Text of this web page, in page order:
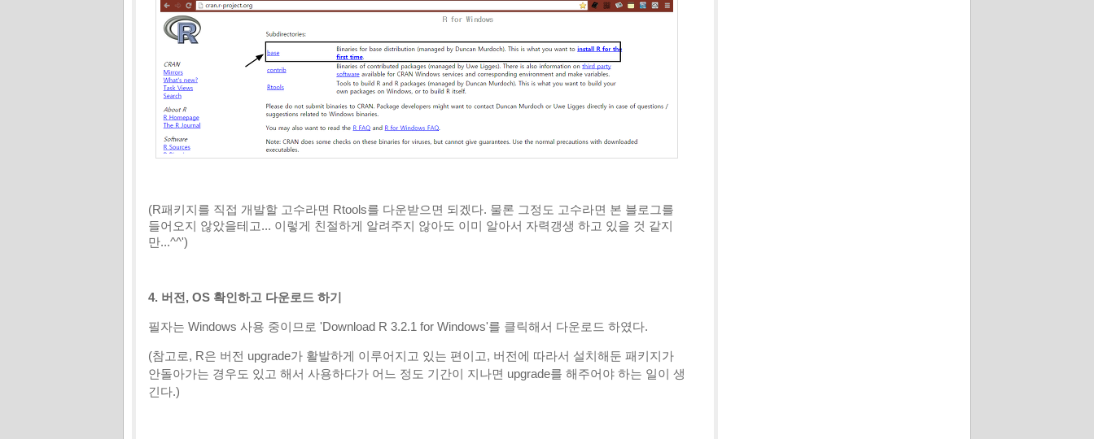
(R패키지를 직접 개발할 고수라면 Rtools를 다운받으면 되겠다. 물론 그정도 고수라면 본 블로그를
들어오지 않았을테고... 이렇게 친절하게 알려주지 않아도 이미 알아서 자력갱생 하고 있을 것 같지
만...^^')
4. 버전, OS 확인하고 다운로드 하기
필자는 Windows 사용 중이므로 'Download R 3.2.1 for Windows'를 클릭해서 다운로드 하였다.
(참고로, R은 버전 upgrade가 활발하게 이루어지고 있는 편이고, 버전에 따라서 설치해둔 패키지가
안돌아가는 경우도 있고 해서 사용하다가 어느 정도 기간이 지나면 upgrade를 해주어야 하는 일이 생
긴다.)